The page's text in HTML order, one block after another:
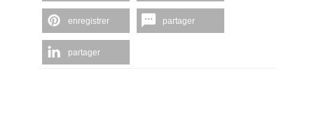
enregistrer partager
partager